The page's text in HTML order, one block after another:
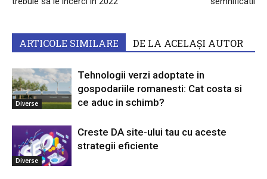
ARTICOLE SIMILARE DE LA ACELAȘI AUTOR
Diverse
Tehnologii verzi adoptate in
gospodariile romanesti: Cat costa si
ce aduc in schimb?
Diverse
Creste DA site-ului tau cu aceste
strategii eficiente